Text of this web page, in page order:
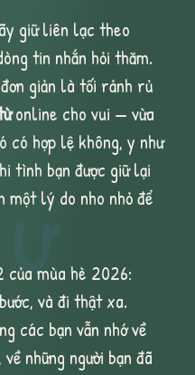
Ư
giữ liên lạc theo
tin nhắn hỏi thăm.
giản là tối rảnh rủ
online cho vui — vừa
có hợp lệ không, y như
tình bạn được giữ lại
một lý do nho nhỏ để
của mùa hè 2026:
và đi thật xa.
các bạn vẫn nhớ về
những người bạn đã